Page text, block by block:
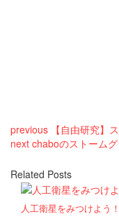
previous 【自由研究】
next chaboのストーム
Related Posts
人工衛星をみつけよう！